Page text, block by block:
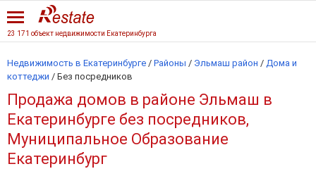
23 171 объект недвижимости Екатеринбурга
Недвижимость в Екатеринбурге / Районы / Эльмаш район / Дома и
коттеджи / Без посредников
Продажа домов в районе Эльмаш в
Екатеринбурге без посредников,
Муниципальное Образование
Екатеринбург